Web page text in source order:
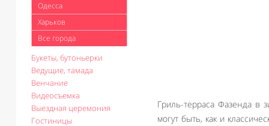
Одесса
Харьков
Все города
Букеты, бутоньерки
Ведущие, тамада
Венчание
Видеосъемка
Выездная церемония
Гостиницы
Гриль-терраса Фазенда в
могут быть, как и